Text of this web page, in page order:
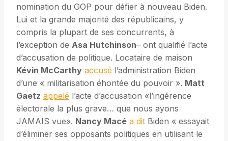
nomination du GOP pour défier à nouveau Biden.
Lui et la grande majorité des républicains, y
compris la plupart de ses concurrents, à
l’exception de Asa Hutchinson– ont qualifié l’acte
d’accusation de politique. Locataire de maison
Kévin McCarthy accusé l’administration Biden
d’une « militarisation éhontée du pouvoir ». Matt
Gaetz appelé l’acte d’accusation «l’ingérence
électorale la plus grave… que nous ayons
JAMAIS vue». Nancy Macé a dit Biden « essayait
d’éliminer ses opposants politiques en utilisant le